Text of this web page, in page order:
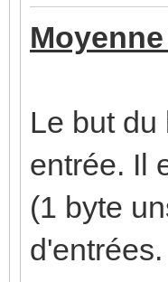
Le but
entrée. Il
(1 byte
d'entrées.